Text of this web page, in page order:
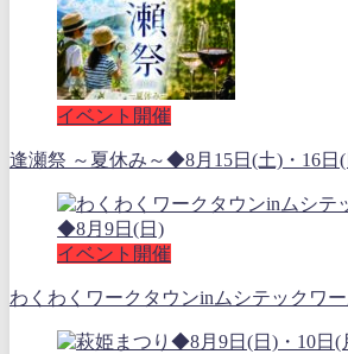
イベント開催
逢瀬祭 ～夏休み～◆8月15日(土)・16日
イベント開催
わくわくワークタウンinムシテックワ